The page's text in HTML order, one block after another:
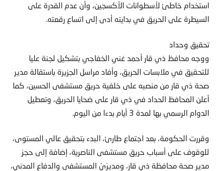
استخدام خاطئ لأسطوانات الأكسجين، وأن عدم القدرة على
السيطرة على الحريق في بدايته أدى إلى اتساع رقعته.
تحقيق وحداد
ووجه محافظ ذي قار أحمد غني الخفاجي بتشكيل لجنة عليا
للتحقيق في ملابسات الحريق، وأفاد مراسل الجزيرة باستقالة مدير
صحة ذي قار من منصبه على خلفية حريق مستشفى الحسين، كما
أعلن المحافظ الحداد في ذي قار على ضحايا الحريق، وتعطيل
الدوام الرسمي بها لمدة 3 أيام بدءا من اليوم.
وقررت الحكومة، بعد اجتماع طارئ، البدء بتحقيق عالي المستوى،
للوقوف على أسباب حريق مستشفى الناصرية، إضافة إلى حجز
مدير صحة محافظة ذي قار، ومديرَيْ المستشفى والدفاع المدني،